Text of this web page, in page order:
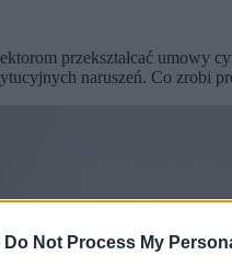
Do Not Process My
przekształcać
naruszeń. Co zrobi